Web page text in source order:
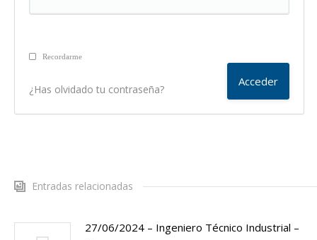
Recordarme
¿Has olvidado tu contraseña?
Entradas relacionadas
27/06/2024 – Ingeniero Técnico Industrial –